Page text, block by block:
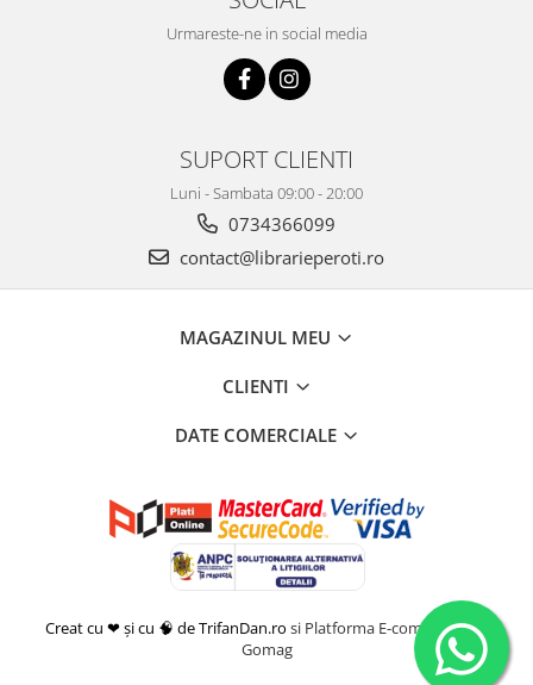
Urmareste-ne in social media
SUPORT CLIENTI
Luni - Sambata 09:00 - 20:00
0734366099
contact@librarieperoti.ro
MAGAZINUL MEU
CLIENTI
DATE COMERCIALE
Creat cu ❤ și cu 🧠 de TrifanDan.ro si Platforma E-commerce by
Gomag